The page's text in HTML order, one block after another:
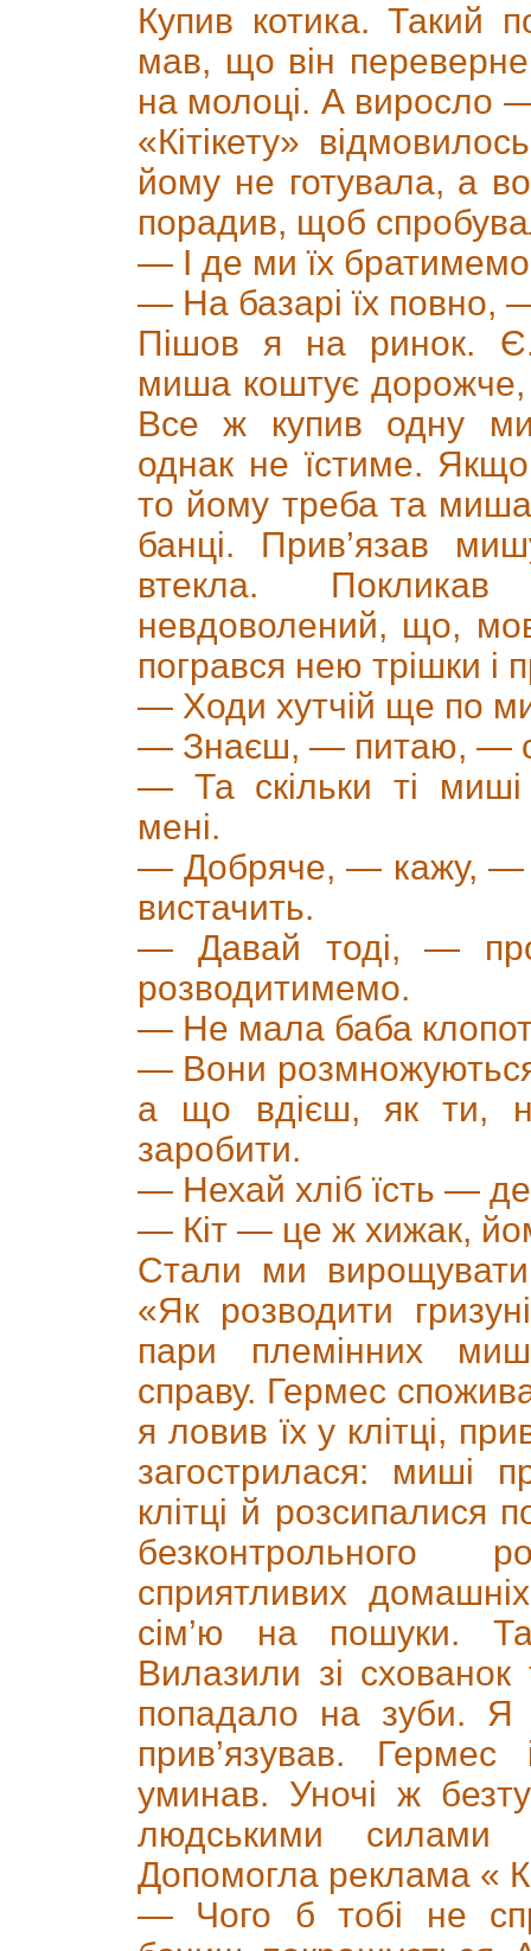
Купив котика. Такий
мав, що він
на молоці. А виросло
«Кітікету»
йому не готувала, а
порадив, щоб
— І де ми їх
— На базарі їх повно,
Пішов я на ринок.
миша коштує дорожче,
Все ж купив одну
однак не їстиме.
то йому треба та
банці. Прив’язав
втекла. Покликав
невдоволений, що,
погрався нею трішки і
— Ходи хутчій ще по
— Знаєш, — питаю, —
— Та скільки ті
мені.
— Добряче, — кажу, —
вистачить.
— Давай тоді, —
розводитимемо.
— Не мала баба
— Вони
а що вдієш, як ти,
заробити.
— Нехай хліб їсть —
— Кіт — це ж хижак,
Стали ми
«Як розводити
пари племінних
справу. Гермес
я ловив їх у клітці,
загострилася: миші
клітці й розсипалися
безконтрольного
сприятливих
сім’ю на пошуки. Та
Вилазили зі
попадало на зуби. Я
прив’язував.
уминав. Уночі ж
людськими
Допомогла реклама «
— Чого б тобі не